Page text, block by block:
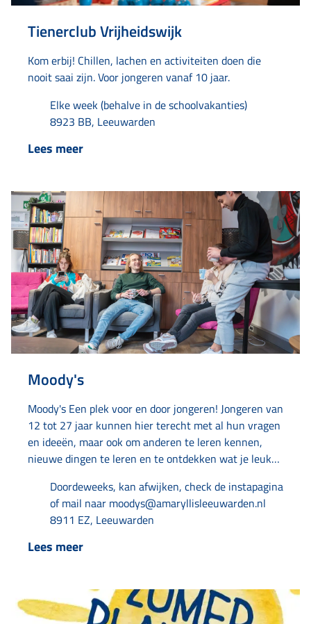
Tienerclub Vrijheidswijk
Kom erbij! Chillen, lachen en activiteiten doen die
nooit saai zijn. Voor jongeren vanaf 10 jaar.
Elke week (behalve in de schoolvakanties)
8923 BB, Leeuwarden
Lees meer
Moody's
Moody's Een plek voor en door jongeren! Jongeren van
12 tot 27 jaar kunnen hier terecht met al hun vragen
en ideeën, maar ook om anderen te leren kennen,
nieuwe dingen te leren en te ontdekken wat je leuk
t/m vrijdag van 13:00 tot 17:00 en op
donderdagavond eten we samen tussen 17:00 en
19:00. Maar! Deze tijden en dagen kunnen soms
afwijken, check onze Insta (@moodysleeuwarden)
Stuur dan een mailtje of appje naar een van de
contactpersonen of mail naar
Doordeweeks, kan afwijken, check de instapagina
of mail naar moodys@amaryllisleeuwarden.nl
8911 EZ, Leeuwarden
Lees meer